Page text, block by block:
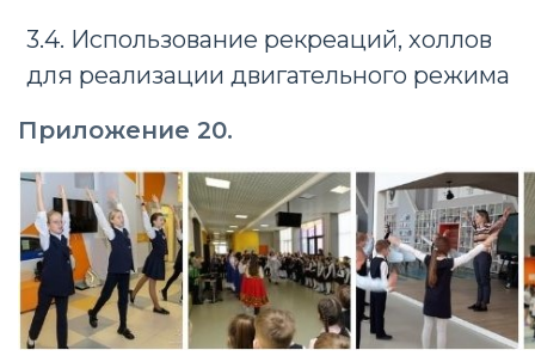
3.4. Использование рекреаций, холлов
для реализации двигательного режима
Приложение 20.